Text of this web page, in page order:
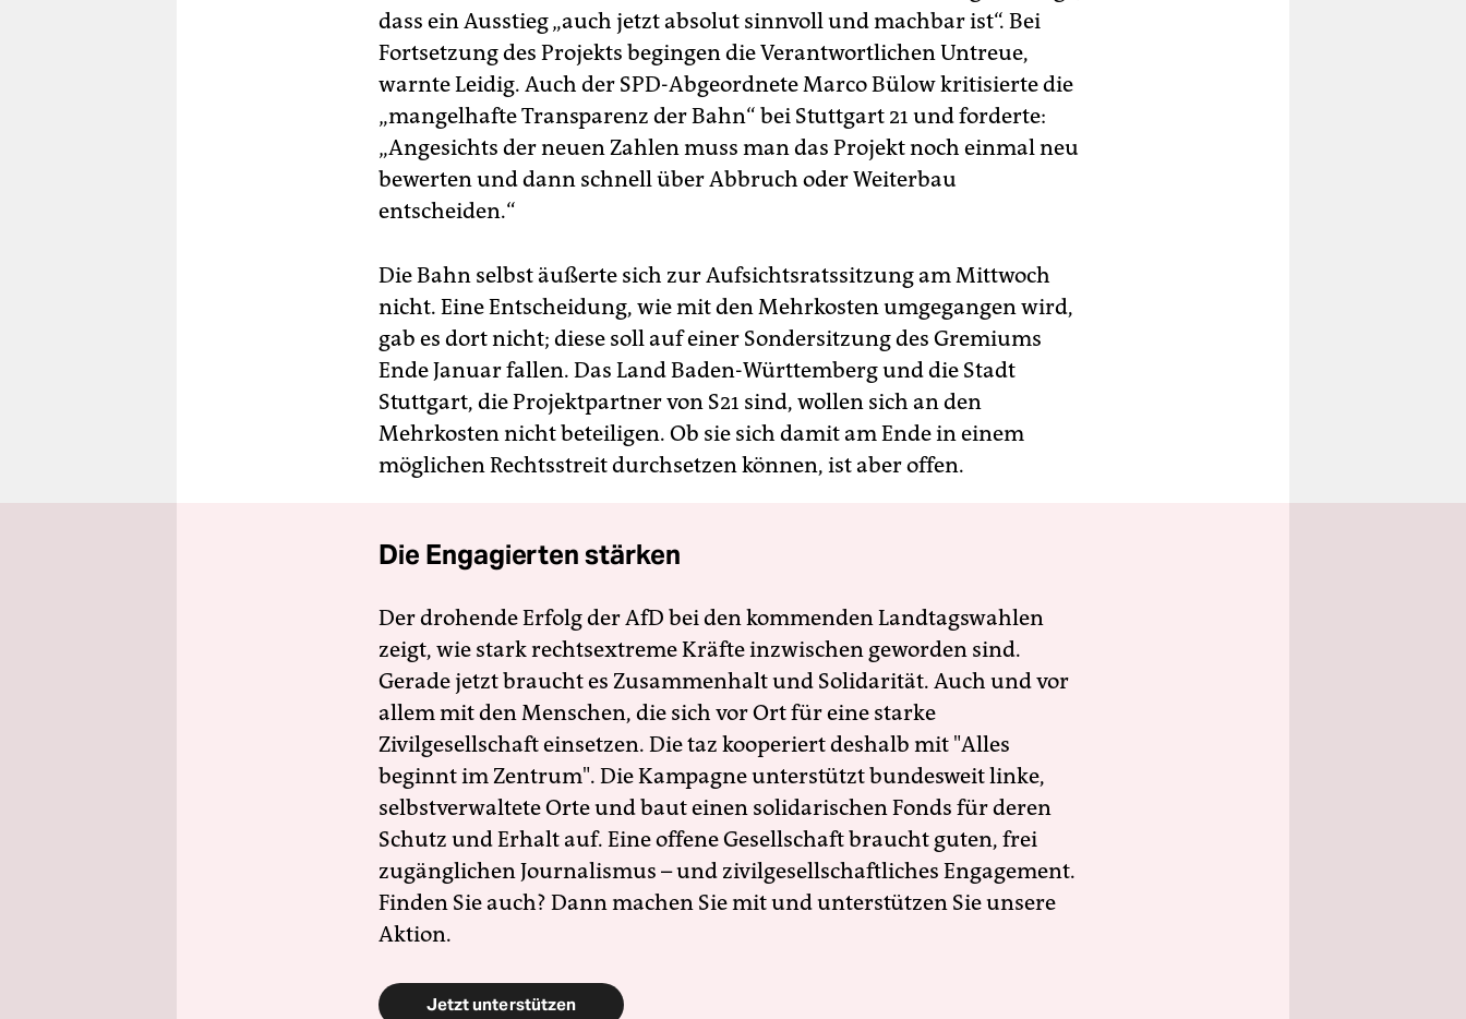
dass ein Ausstieg „auch jetzt absolut sinnvoll und machbar ist“. Bei
Fortsetzung des Projekts begingen die Verantwortlichen Untreue,
warnte Leidig. Auch der SPD-Abgeordnete Marco Bülow kritisierte die
„mangelhafte Transparenz der Bahn“ bei Stuttgart 21 und forderte:
„Angesichts der neuen Zahlen muss man das Projekt noch einmal neu
bewerten und dann schnell über Abbruch oder Weiterbau
entscheiden.“
Die Bahn selbst äußerte sich zur Aufsichtsratssitzung am Mittwoch
nicht. Eine Entscheidung, wie mit den Mehrkosten umgegangen wird,
gab es dort nicht; diese soll auf einer Sondersitzung des Gremiums
Ende Januar fallen. Das Land Baden-Württemberg und die Stadt
Stuttgart, die Projektpartner von S21 sind, wollen sich an den
Mehrkosten nicht beteiligen. Ob sie sich damit am Ende in einem
möglichen Rechtsstreit durchsetzen können, ist aber offen.
Die Engagierten stärken
Der drohende Erfolg der AfD bei den kommenden Landtagswahlen
zeigt, wie stark rechtsextreme Kräfte inzwischen geworden sind.
Gerade jetzt braucht es Zusammenhalt und Solidarität. Auch und vor
allem mit den Menschen, die sich vor Ort für eine starke
Zivilgesellschaft einsetzen. Die taz kooperiert deshalb mit "Alles
beginnt im Zentrum". Die Kampagne unterstützt bundesweit linke,
selbstverwaltete Orte und baut einen solidarischen Fonds für deren
Schutz und Erhalt auf. Eine offene Gesellschaft braucht guten, frei
zugänglichen Journalismus – und zivilgesellschaftliches Engagement.
Finden Sie auch? Dann machen Sie mit und unterstützen Sie unsere
Aktion.
Jetzt unterstützen